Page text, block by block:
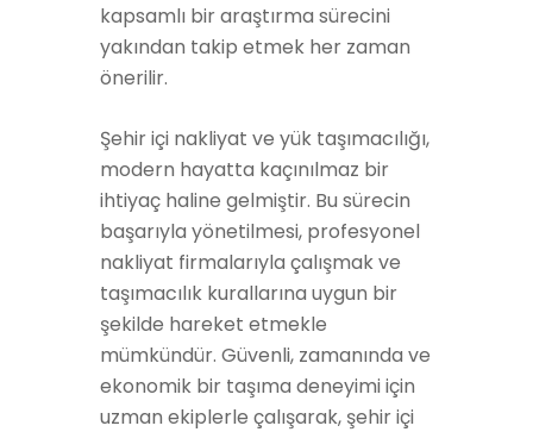
kapsamlı bir araştırma sürecini
yakından takip etmek her zaman
önerilir.
Şehir içi nakliyat ve yük taşımacılığı,
modern hayatta kaçınılmaz bir
ihtiyaç haline gelmiştir. Bu sürecin
başarıyla yönetilmesi, profesyonel
nakliyat firmalarıyla çalışmak ve
taşımacılık kurallarına uygun bir
şekilde hareket etmekle
mümkündür. Güvenli, zamanında ve
ekonomik bir taşıma deneyimi için
uzman ekiplerle çalışarak, şehir içi